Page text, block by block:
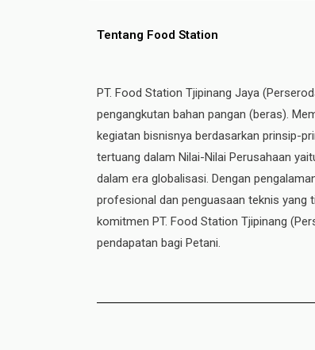
Tentang Food Station
PT. Food Station Tjipinang Jaya
pengangkutan bahan pangan (beras).
kegiatan bisnisnya berdasarkan prinsip-
tertuang dalam Nilai-Nilai Perusahaan
dalam era globalisasi. Dengan
profesional dan penguasaan teknis yang
komitmen PT. Food Station Tjipinang
pendapatan bagi Petani.